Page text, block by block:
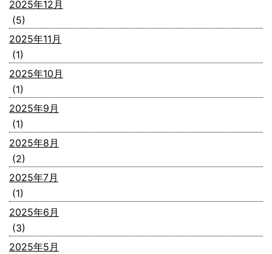
2025年12月
(5)
2025年11月
(1)
2025年10月
(1)
2025年9月
(1)
2025年8月
(2)
2025年7月
(1)
2025年6月
(3)
2025年5月